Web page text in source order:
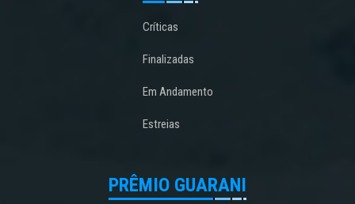
Críticas
Finalizadas
Em Andamento
Estreias
PRÊMIO GUARANI